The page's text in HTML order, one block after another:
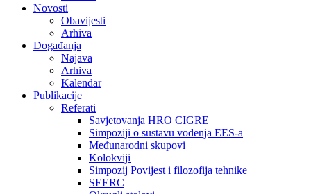
Novosti
Obavijesti
Arhiva
Događanja
Najava
Arhiva
Kalendar
Publikacije
Referati
Savjetovanja HRO CIGRE
Simpoziji o sustavu vođenja EES-a
Međunarodni skupovi
Kolokviji​
Simpozij Povijest i filozofija tehnike
SEERC